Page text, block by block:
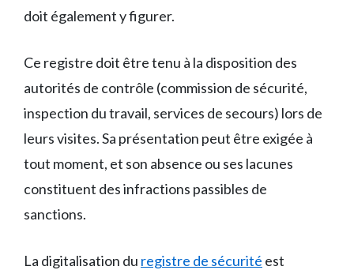
doit également y figurer.
Ce registre doit être tenu à la disposition des
autorités de contrôle (commission de sécurité,
inspection du travail, services de secours) lors de
leurs visites. Sa présentation peut être exigée à
tout moment, et son absence ou ses lacunes
constituent des infractions passibles de
sanctions.
La digitalisation du registre de sécurité est